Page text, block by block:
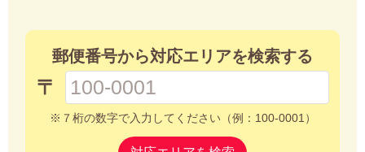
郵便番号から対応エリアを検索する
〒
※７桁の数字で入力してください（例：100-0001）